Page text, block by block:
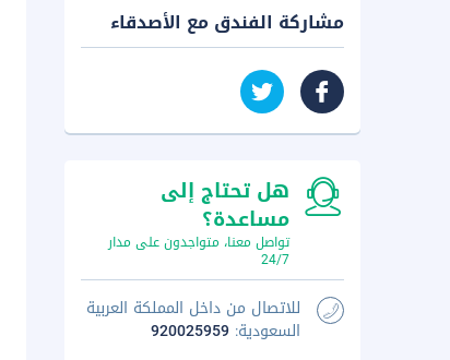
مشاركة الفندق مع الأصدقاء
هل تحتاج إلى
مساعدة؟
تواصل معنا، متواجدون على مدار
24/7
للاتصال من داخل المملكة العربية
السعودية: 920025959